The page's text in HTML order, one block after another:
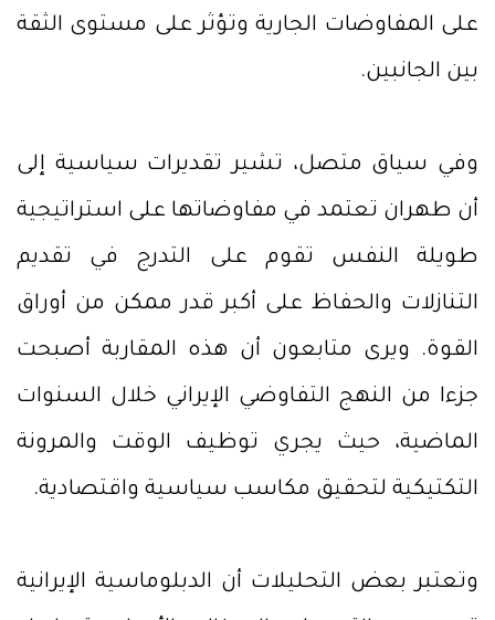
على المفاوضات الجارية وتؤثر على مستوى الثقة
بين الجانبين.
وفي سياق متصل، تشير تقديرات سياسية إلى
أن طهران تعتمد في مفاوضاتها على استراتيجية
طويلة النفس تقوم على التدرج في تقديم
التنازلات والحفاظ على أكبر قدر ممكن من أوراق
القوة. ويرى متابعون أن هذه المقاربة أصبحت
جزءا من النهج التفاوضي الإيراني خلال السنوات
الماضية، حيث يجري توظيف الوقت والمرونة
التكتيكية لتحقيق مكاسب سياسية واقتصادية.
وتعتبر بعض التحليلات أن الدبلوماسية الإيرانية